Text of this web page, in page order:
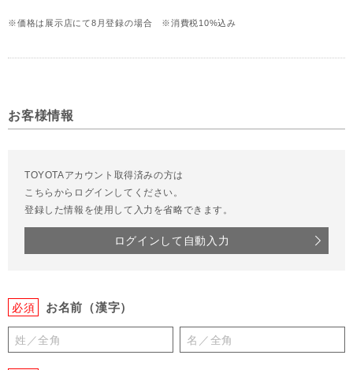
※価格は展示店にて8月登録の場合 ※消費税10%込み
お客様情報
TOYOTAアカウント取得済みの方は
こちらからログインしてください。
登録した情報を使用して入力を省略できます。
ログインして自動入力
必須 お名前（漢字）